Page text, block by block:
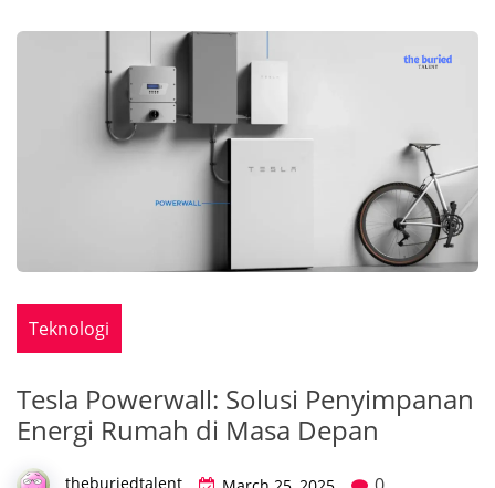
Teknologi
Tesla Powerwall: Solusi Penyimpanan
Energi Rumah di Masa Depan
theburiedtalent